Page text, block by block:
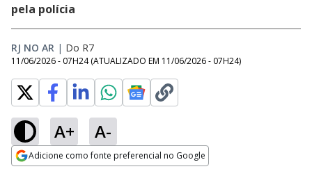
pela polícia
RJ NO AR | Do R7
11/06/2026 - 07H24 (ATUALIZADO EM 11/06/2026 - 07H24)
A+ A-
Adicione como fonte preferencial no Google
Ativar
100.00%